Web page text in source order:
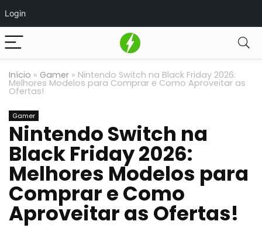
Login
Início » Gamer » Nintendo Switch na Black Friday 2026:
Melhores Modelos para Comprar e Como Aproveitar as
Ofertas!
Gamer
Nintendo Switch na
Black Friday 2026:
Melhores Modelos para
Comprar e Como
Aproveitar as Ofertas!